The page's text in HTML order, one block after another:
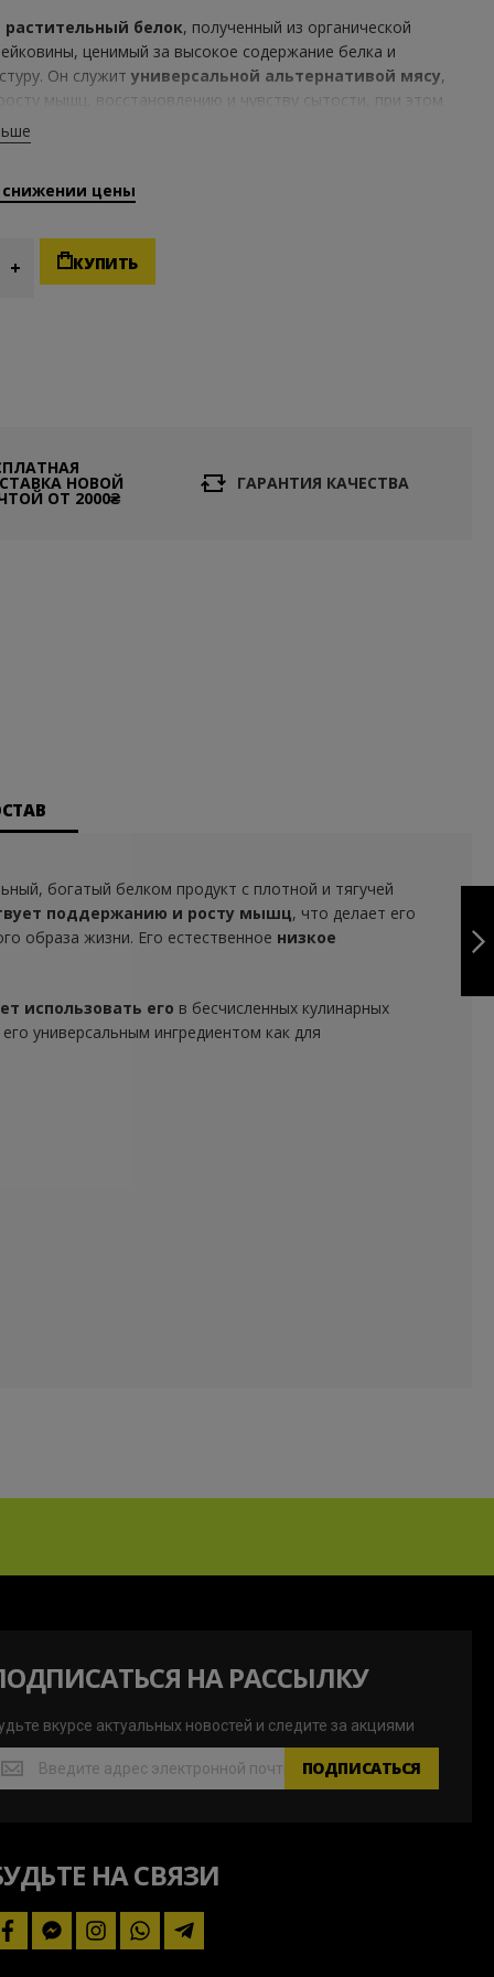
растительный белок, полученный из органической
ценимый за высокое содержание белка и
Он служитуниверсальной альтернативой мясу,
мышц, восстановлению и чувству сытости, при этом
содержание жира. Благодаря плотной консистенции и
цены
КУПИТЬ
НОВОЙ
ОТ 2000₴
ГАРАНТИЯ КАЧЕСТВА
БИО ВЕГАНСКИЙ
ПРОТЕИНОВЫЙ
богатый белком продукт с плотной и тягучей
поддержанию и росту мышц, что делает его
образа жизни. Его естественное низкое
использовать его в бесчисленных кулинарных
универсальным ингредиентом как для
НА РАССЫЛКУ
вкурсе актуальных новостей и следите за акциями
ПОДПИСАТЬСЯ
НА СВЯЗИ
facebookfacebook-
messenger
instagram
whatsapptelegram-
plane